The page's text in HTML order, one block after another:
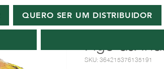
Figo da
SKU: 364215376135191
QUERO SER UM DISTRIBUIDOR